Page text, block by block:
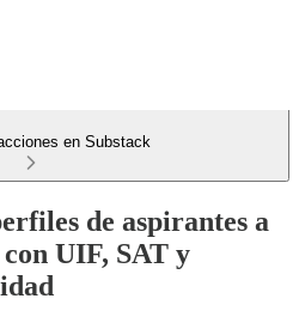
en Substack
de aspirantes a
UIF, SAT y